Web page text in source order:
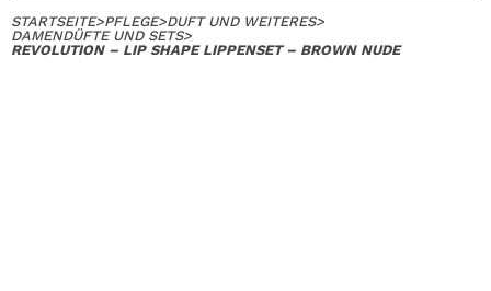
STARTSEITE>PFLEGE>DUFT UND WEITERES>
DAMENDÜFTE UND SETS>
REVOLUTION – LIP SHAPE LIPPENSET – BROWN NUDE